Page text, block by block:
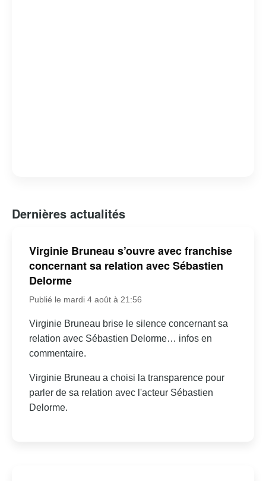
Dernières actualités
Virginie Bruneau s’ouvre avec franchise
concernant sa relation avec Sébastien
Delorme
Publié le mardi 4 août à 21:56
Virginie Bruneau brise le silence concernant sa
relation avec Sébastien Delorme… infos en
commentaire.
Virginie Bruneau a choisi la transparence pour
parler de sa relation avec l'acteur Sébastien
Delorme.